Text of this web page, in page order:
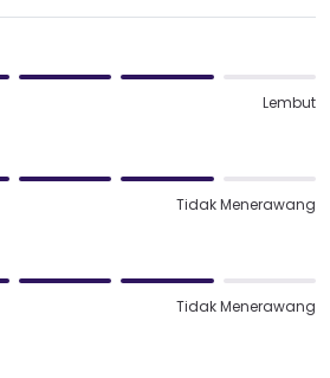
Lembut
Tidak Menerawang
Tidak Menerawang